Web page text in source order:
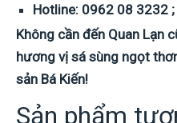
Hotline: 0962 08 3232
Không cần đến Quan Lạn
hương vị sá sùng ngọt
sản Bá Kiến!
Sản phẩm